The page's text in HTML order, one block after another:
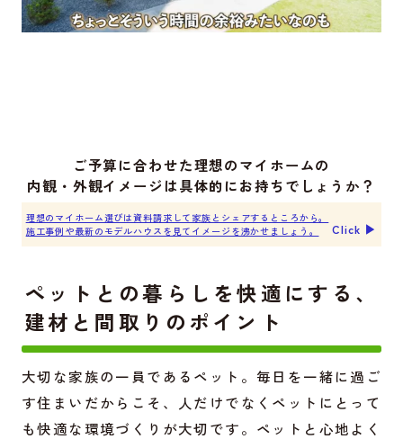
ご予算に合わせた理想のマイホームの
内観・外観イメージは具体的にお持ちでしょうか？
理想のマイホーム選びは資料請求して家族とシェアするところから。
施工事例や最新のモデルハウスを見てイメージを沸かせましょう。
Click ▶︎
ペットとの暮らしを快適にする、
建材と間取りのポイント
大切な家族の一員であるペット。毎日を一緒に過ご
す住まいだからこそ、人だけでなくペットにとって
も快適な環境づくりが大切です。ペットと心地よく